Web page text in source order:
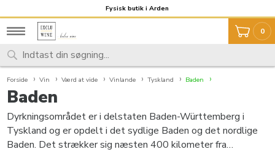
Fragt 59,- Fri fragt over 999,-
Fysisk butik i Arden
0
Forside Vin Værd at vide Vinlande Tyskland Baden
Baden
Dyrkningsområdet er i delstaten Baden-Württemberg i
Tyskland og er opdelt i det sydlige Baden og det nordlige
Baden. Det strækker sig næsten 400 kilometer fra